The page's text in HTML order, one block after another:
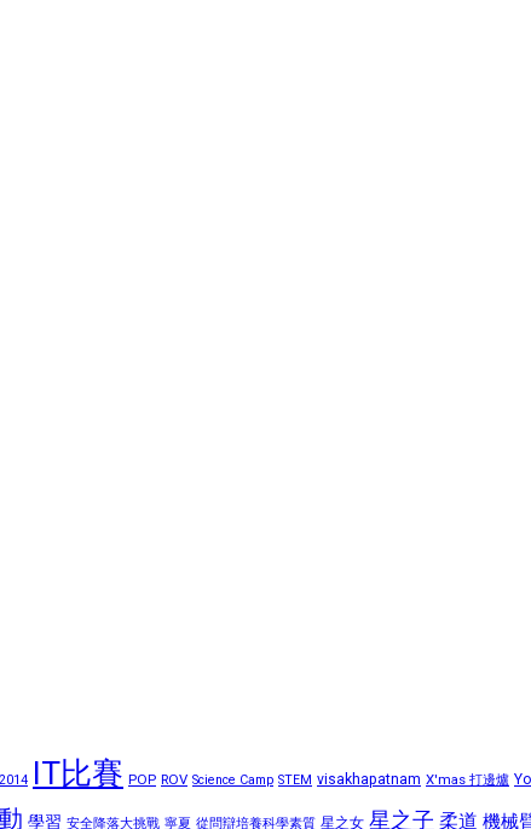
2014 IT比賽 POP ROV Science Camp STEM visakhapatnam X'mas 打邊爐
學習 安全降落大挑戰 寧夏 從問辯培養科學素質 星之女 星之子 柔道 機械